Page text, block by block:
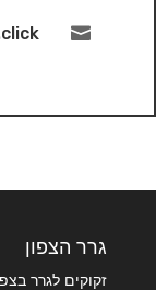

גרר הצפון
זקוקים לגרר